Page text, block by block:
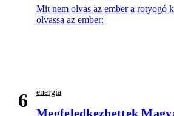
Mit nem olvas az ember a rotyogó
olvassa az ember:
6 energia
Megfeledkezhettek